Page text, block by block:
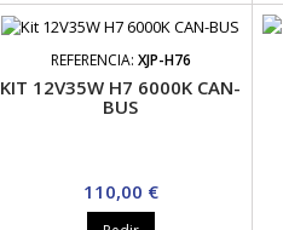
REFERENCIA: XJP-H76
KIT 12V35W H7 6000K CAN-
BUS
Precio
110,00 €